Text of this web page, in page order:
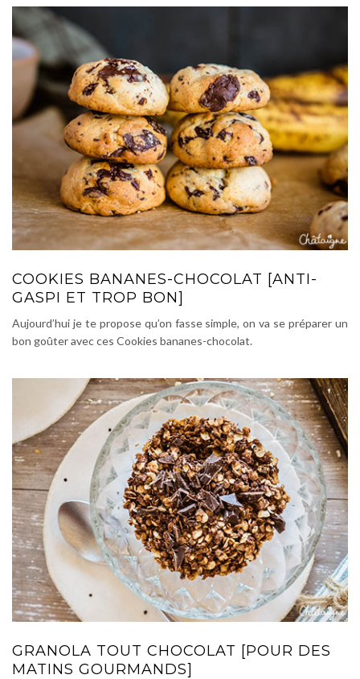
COOKIES BANANES-CHOCOLAT [ANTI-
GASPI ET TROP BON]
Aujourd’hui je te propose qu’on fasse simple, on va se préparer un
bon goûter avec ces Cookies bananes-chocolat.
GRANOLA TOUT CHOCOLAT [POUR DES
MATINS GOURMANDS]